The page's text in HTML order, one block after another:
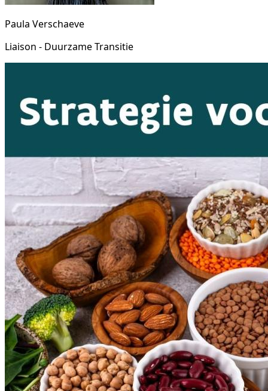
Paula Verschaeve
Liaison - Duurzame Transitie